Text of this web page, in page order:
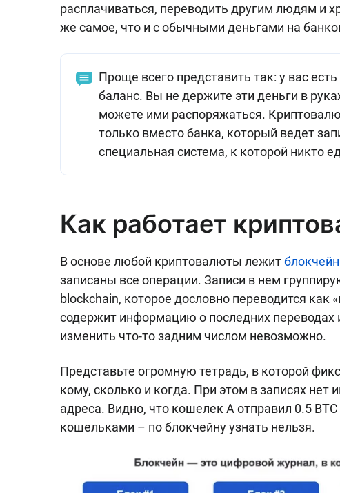
расплачиваться, переводить другим людям и
же самое, что и с обычными деньгами на
Проще всего представить так: у вас
баланс. Вы не держите эти деньги в
можете ими распоряжаться.
только вместо банка, который ведет
специальная система, к которой никто
Как работает
В основе любой криптовалюты лежитблокчейн
записаны все операции. Записи в нем
blockchain, которое дословно переводится
содержит информацию о последних
изменить что-то задним числом невозможно.
Представьте огромную тетрадь, в которой
кому, сколько и когда. При этом в записях
адреса. Видно, что кошелек A отправил 0.5
кошельками – по блокчейну узнать нельзя.